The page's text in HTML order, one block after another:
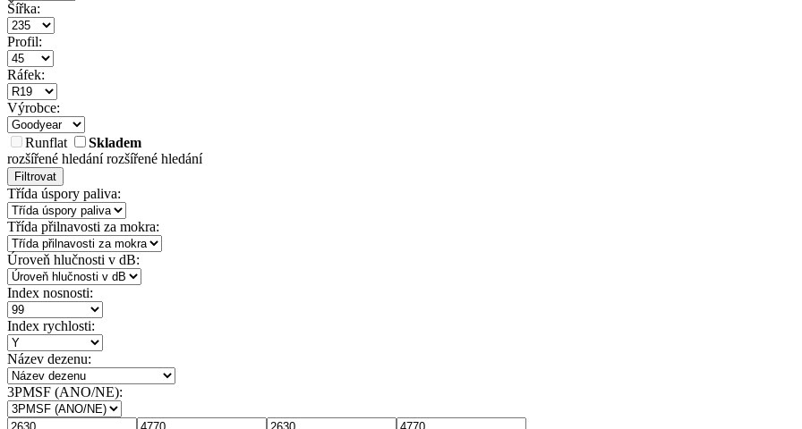
Šířka:
Profil:
Ráfek:
Výrobce:
Runflat
Skladem
rozšířené hledánírozšířené hledání
Filtrovat
Třída úspory paliva:
Třída přilnavosti za mokra:
Úroveň hlučnosti v dB:
Index nosnosti:
Index rychlosti:
Název dezenu:
3PMSF (ANO/NE):